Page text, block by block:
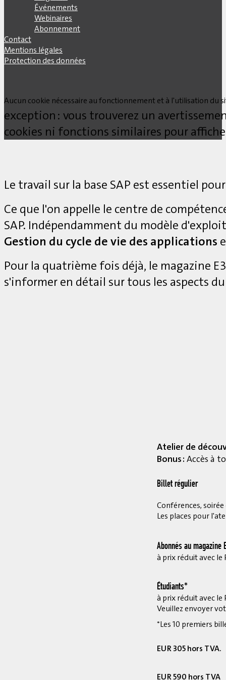
Événements
Webinaires
Abonnement
Contact
Mentions légales
Protection des données
Aucun cookie nécessaire au fonctionnement et à l'utilisation du
exception : vous trouverez un
cookies ni fonctions similaires pour
Le travail sur la base SAP est essentiel
Ce que l'on appelle le centre de
SAP. Indépendamment du modèle
Gestion du cycle de vie des applications
Pour la quatrième fois déjà, le magazine
s'informer en détail sur tous les aspects
Atelier de
Bonus : Accès à
Billet régulier
Conférences,
Les places pour
Abonnés au magazine
à prix réduit avec le
Étudiants*
à prix réduit avec le
Veuillez envoyer
*Les 10 premiers
EUR 305 hors TVA.
EUR 590 hors TVA